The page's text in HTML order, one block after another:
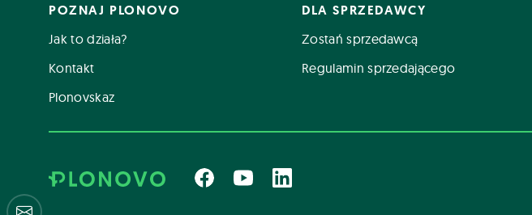
POZNAJ PLONOVO
Jak to działa?
Kontakt
Plonovskaz
DLA SPRZEDAWCY
Zostań sprzedawcą
Regulamin sprzedającego